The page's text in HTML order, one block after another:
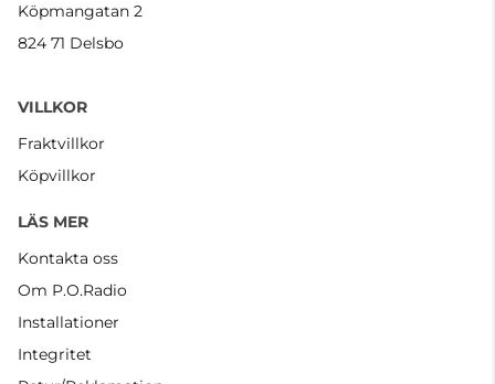
Köpmangatan 2
824 71 Delsbo
VILLKOR
Fraktvillkor
Köpvillkor
LÄS MER
Kontakta oss
Om P.O.Radio
Installationer
Integritet